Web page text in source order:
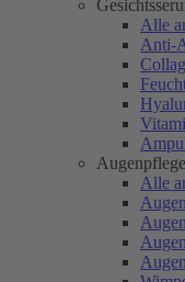
Alle
Anti-
Augenpflege
Alle